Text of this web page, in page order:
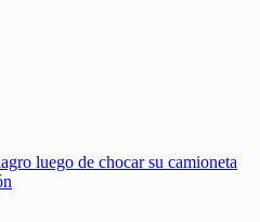
luego de chocar su camioneta